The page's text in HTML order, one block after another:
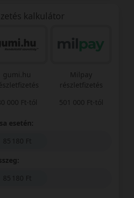
kalkulátor
gumi.hu
000 Ft-tól
Milpay
részletfizetés
501 000 Ft-tól
esetén:
85 180 Ft
85 180 Ft